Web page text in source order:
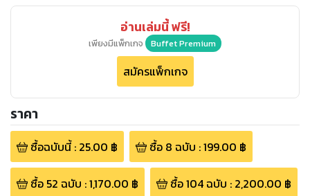
อ่านเล่มนี้ ฟรี!
เพียงมีแพ็กเกจ Buffet Premium
สมัครแพ็กเกจ
ราคา
ซื้อฉบับนี้: 25.00 ฿ ซื้อ 8 ฉบับ :199.00 ฿
ซื้อ 52 ฉบับ :1,170.00 ฿ ซื้อ104ฉบับ : 2,200.00 ฿